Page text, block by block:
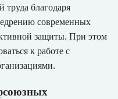
труда благодаря
современных
защиты. При этом
к работе с